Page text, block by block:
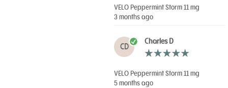
VELO Peppermint Storm 11 mg
3 months ago
CD
Charles D
VELO Peppermint Storm 11 mg
5 months ago